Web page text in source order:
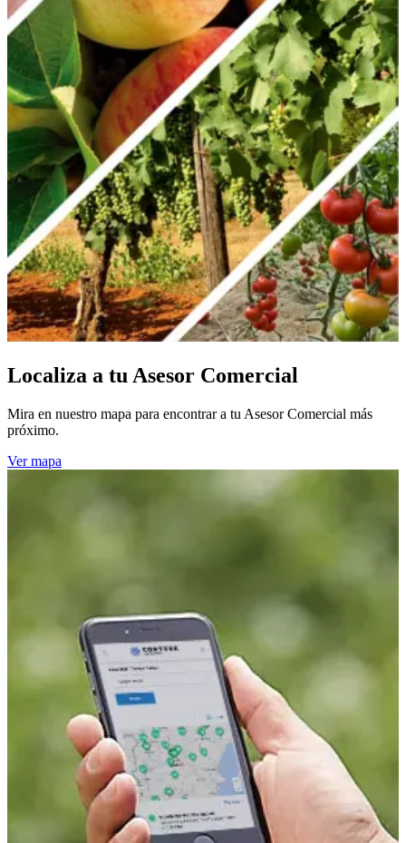
Localiza a tu Asesor Comercial
Mira en nuestro mapa para encontrar a tu Asesor Comercial más
próximo.
Ver mapa